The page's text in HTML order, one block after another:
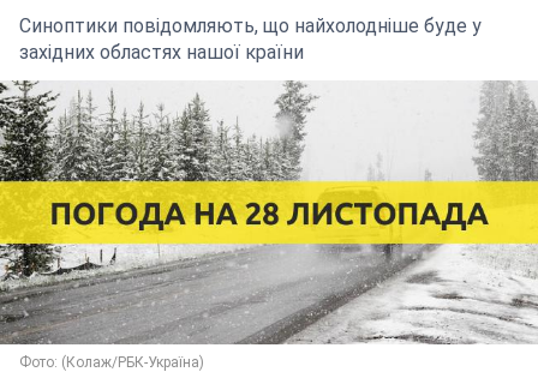
Синоптики повідомляють, що найхолодніше буде у
західних областях нашої країни
Фото: (Колаж/РБК-Україна)